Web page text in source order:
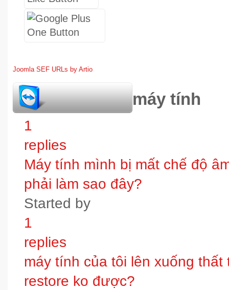
Joomla SEF URLs by Artio
hỏi đáp bảo trì máy tính
1
replies
Máy tính mình bị mất chế độ
phải làm sao đây?
Started by
1
replies
máy tính của tôi lên xuống
restore ko được?